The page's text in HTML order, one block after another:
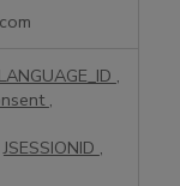
,
,
JSESSIONID ,